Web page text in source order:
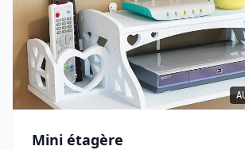
Mini étagère